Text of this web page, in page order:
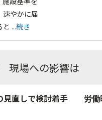
速やかに届
と ...続き
現場への影響は
見直しで検討着手 労働